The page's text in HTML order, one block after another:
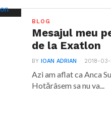
BLOG
Mesajul meu
de la Exatlon
BYIOAN ADRIAN 2018-03-
Azi am aflat ca Anca
Hotărâsem sa nu va...